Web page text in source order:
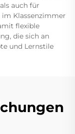
auch für
Klassenzimmer
flexible
die sich an
und Lernstile